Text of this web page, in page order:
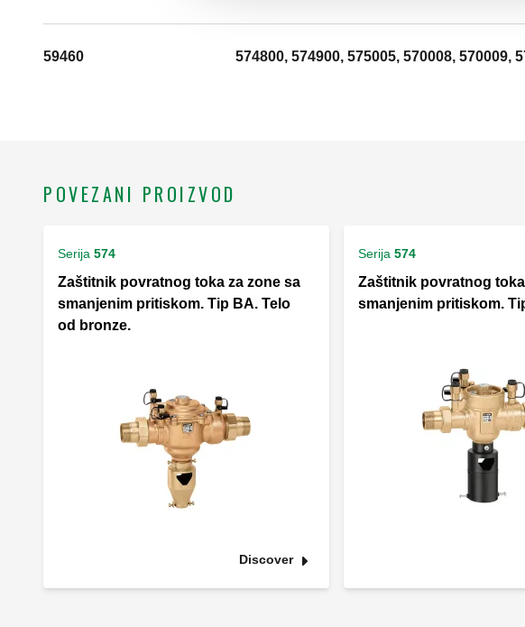
59460 574800, 574900, 575005, 570008, 570009,
POVEZANI PROIZVOD
Serija 574
Zaštitnik povratnog toka za zone sa
smanjenim pritiskom. Tip BA. Telo
od bronze.
Discover
Serija 574
Zaštitnik povratnog
smanjenim pritiskom.